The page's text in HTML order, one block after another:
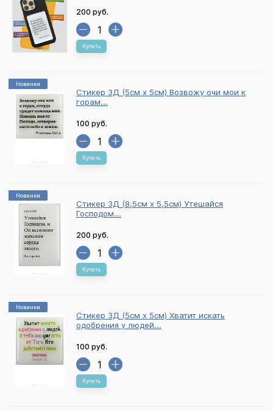
200 руб.
Купить
Новинки
Стикер 3Д (5см х 5см) Возвожу очи мои к
горам...
100 руб.
Купить
Новинки
Стикер 3Д (8,5см х 5,5см) Утешайся
Господом...
200 руб.
Купить
Новинки
Стикер 3Д (5см х 5см) Хватит искать
одобрения у людей...
100 руб.
Купить